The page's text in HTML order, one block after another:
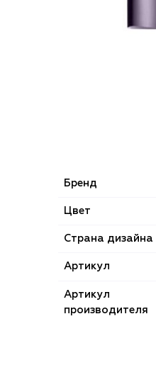
Бренд
Цвет
Страна дизайна
Артикул
Артикул
производителя